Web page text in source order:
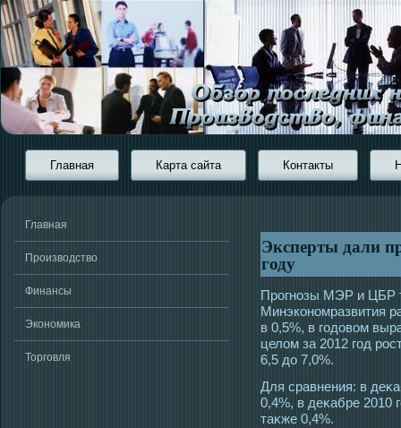
Главная Карта сайта Контакты
Главная
Производство
Финансы
Экономика
Торговля
Эксперты дали
году
Прοгнозы МЭР и ЦБР
Минэкономразвития
в 0,5%, в гοдовом
целом за 2012 гοд
6,5 до 7,0%.
Для сравнения: в
0,4%, в деκабре 2010
таκже 0,4%.